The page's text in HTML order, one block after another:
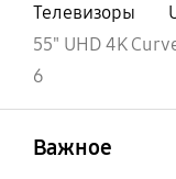
Телевизоры
55" UHD 4K
6
Важное